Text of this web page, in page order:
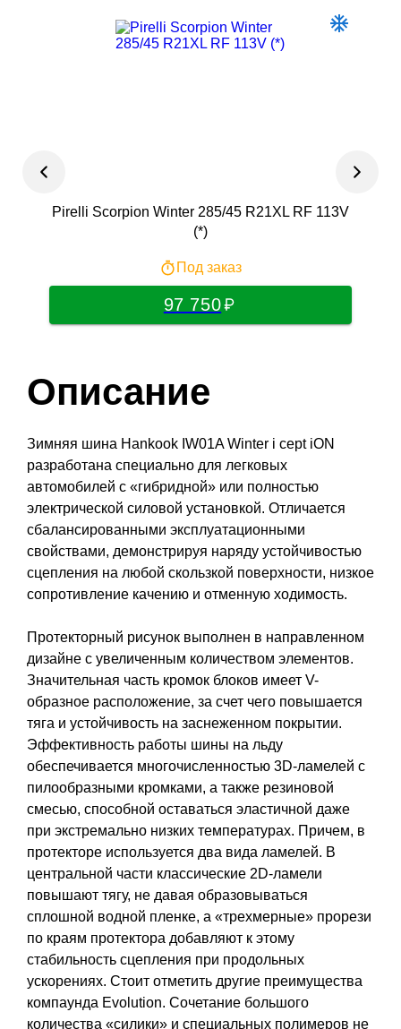
Pirelli Scorpion Winter 285/45 R21XL RF 113V
(*)
Под заказ
97 750
Описание
Зимняя шина Hankook IW01A Winter i cept iON
разработана специально для легковых
автомобилей с «гибридной» или полностью
электрической силовой установкой. Отличается
сбалансированными эксплуатационными
свойствами, демонстрируя наряду устойчивостью
сцепления на любой скользкой поверхности, низкое
сопротивление качению и отменную ходимость.
Протекторный рисунок выполнен в направленном
дизайне с увеличенным количеством элементов.
Значительная часть кромок блоков имеет V-
образное расположение, за счет чего повышается
тяга и устойчивость на заснеженном покрытии.
Эффективность работы шины на льду
обеспечивается многочисленностью 3D-ламелей с
пилообразными кромками, а также резиновой
смесью, способной оставаться эластичной даже
при экстремально низких температурах. Причем, в
протекторе используется два вида ламелей. В
центральной части классические 2D-ламели
повышают тягу, не давая образовываться
сплошной водной пленке, а «трехмерные» прорези
по краям протектора добавляют к этому
стабильность сцепления при продольных
ускорениях. Стоит отметить другие преимущества
компаунда Evolution. Сочетание большого
количества «силики» и специальных полимеров не